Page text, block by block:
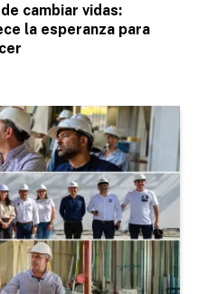
cambiar vidas:
la esperanza para